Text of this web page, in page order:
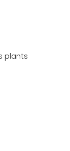
plants